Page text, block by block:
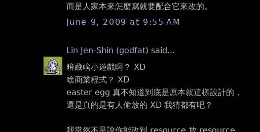
而是人家本來怎麼寫就要配合它來改的。
June 9, 2009 at 9:55 AM
Lin Jen-Shin (godfat) said...
暗藏啥小遊戲啊？ XD
啥商業程式？ XD
easter egg 真不知道到底是原本就這樣設計的，
還是真的是有人偷放的 XD 我猜都有吧？